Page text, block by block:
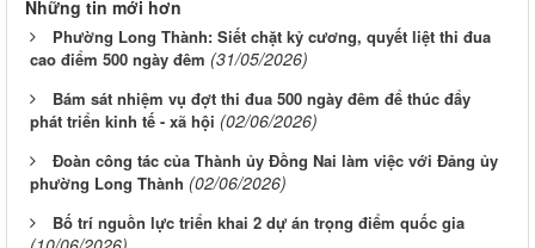
Đoàn công tác của Thành ủy Đồng Nai làm việc với Đảng ủy
phường Long Thành (02/06/2026)
Bố trí nguồn lực triển khai 2 dự án trọng điểm quốc gia
(10/06/2026)
Bí thư Thành ủy Vũ Hồng Văn làm việc với Ban Chấp hành
Đảng bộ phường Long Thành (17/06/2026)
Khẩn trương đấu giá hơn 2,5 ngàn hécta đất vùng phụ cận
Sân bay Long Thành (26/06/2026)